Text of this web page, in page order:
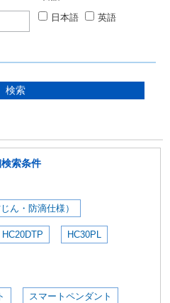
日本語
英語
索条件
ん・防滴仕様）
HC20DTP HC30PL
スマートペンダント